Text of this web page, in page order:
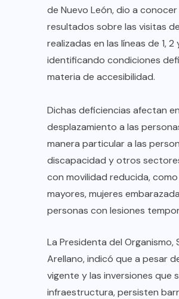
de Nuevo León, dio a
resultados sobre las visitas
realizadas en las líneas de 1,
identificando condiciones
materia de accesibilidad.
Dichas deficiencias afectan
desplazamiento a las
manera particular a las
discapacidad y otros
con movilidad reducida,
mayores, mujeres
personas con lesiones
La Presidenta del Organismo,
Arellano, indicó que a pesar
vigente y las inversiones que
infraestructura, persisten